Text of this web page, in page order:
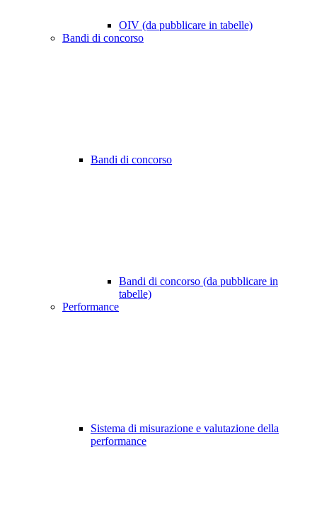
OIV (da pubblicare in tabelle)
Bandi di concorso
Bandi di concorso
Bandi di concorso (da pubblicare in
tabelle)
Performance
Sistema di misurazione e valutazione della
performance